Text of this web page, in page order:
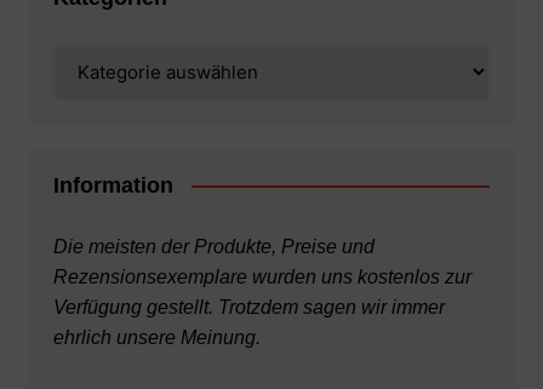
Information
Die meisten der Produkte, Preise und
Rezensionsexemplare wurden uns kostenlos zur
Verfügung gestellt. Trotzdem sagen wir immer
ehrlich unsere Meinung.